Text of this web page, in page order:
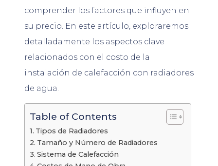
comprender los factores que influyen en
su precio. En este artículo, exploraremos
detalladamente los aspectos clave
relacionados con el costo de la
instalación de calefacción con radiadores
de agua.
Table of Contents
Tipos de Radiadores
Tamaño y Número de Radiadores
Sistema de Calefacción